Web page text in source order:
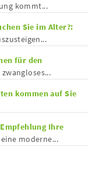
kommt...
Sie im Alter?:
für den
kommen auf Sie
Ihre
moderne...